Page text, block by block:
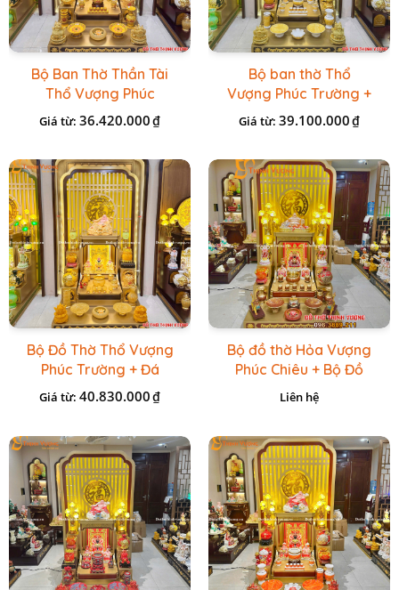
Bộ Ban Thờ Thần Tài
Thổ Vượng Phúc
Trường + Bộ Đồ Sứ
Cao Cấp Gấm Vàng
Giá từ: 36.420.000₫
Bộ ban thờ Thổ
Vượng Phúc Trường +
Đồ Sứ Vàng Đá Cao
Giá từ: 39.100.000₫
Bộ Đồ Thờ Thổ Vượng
Phúc Trường + Đá
Onix Vàng
Giá từ: 40.830.000₫
Bộ đồ thờ Hỏa Vượng
Phúc Chiêu + Bộ Đồ
Thờ Đá Đỏ Bọc Đồng
Cao cấp
Liên hệ